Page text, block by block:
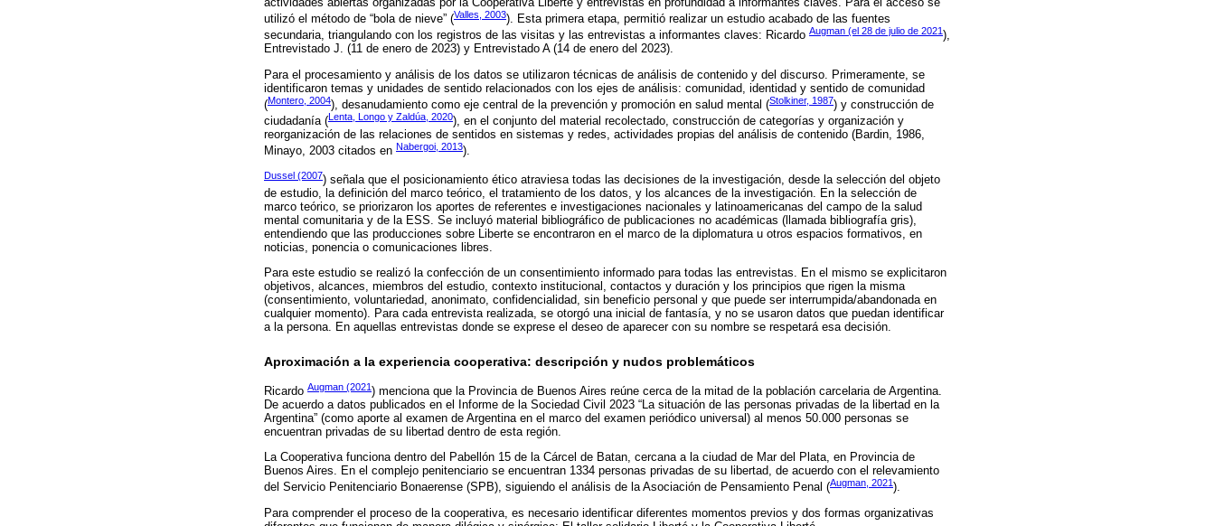
utilizó el método de “bola de nieve” (Valles, 2003). Esta primera etapa, permitió realizar un estudio acabado de las fuentes
secundaria, triangulando con los registros de las visitas y las entrevistas a informantes claves: Ricardo Augman (el 28 de julio de 2021),
Entrevistado J. (11 de enero de 2023) y Entrevistado A (14 de enero del 2023).
Para el procesamiento y análisis de los datos se utilizaron técnicas de análisis de contenido y del discurso. Primeramente, se
identificaron temas y unidades de sentido relacionados con los ejes de análisis: comunidad, identidad y sentido de comunidad
(Montero, 2004), desanudamiento como eje central de la prevención y promoción en salud mental (Stolkiner, 1987) y construcción de
ciudadanía (Lenta, Longo y Zaldúa, 2020), en el conjunto del material recolectado, construcción de categorías y organización y
reorganización de las relaciones de sentidos en sistemas y redes, actividades propias del análisis de contenido (Bardin, 1986,
Minayo, 2003 citados en Nabergoi, 2013).
Dussel (2007) señala que el posicionamiento ético atraviesa todas las decisiones de la investigación, desde la selección del objeto
de estudio, la definición del marco teórico, el tratamiento de los datos, y los alcances de la investigación. En la selección de
marco teórico, se priorizaron los aportes de referentes e investigaciones nacionales y latinoamericanas del campo de la salud
mental comunitaria y de la ESS. Se incluyó material bibliográfico de publicaciones no académicas (llamada bibliografía gris),
entendiendo que las producciones sobre Liberte se encontraron en el marco de la diplomatura u otros espacios formativos, en
noticias, ponencia o comunicaciones libres.
Para este estudio se realizó la confección de un consentimiento informado para todas las entrevistas. En el mismo se explicitaron
objetivos, alcances, miembros del estudio, contexto institucional, contactos y duración y los principios que rigen la misma
(consentimiento, voluntariedad, anonimato, confidencialidad, sin beneficio personal y que puede ser interrumpida/abandonada en
cualquier momento). Para cada entrevista realizada, se otorgó una inicial de fantasía, y no se usaron datos que puedan identificar
a la persona. En aquellas entrevistas donde se exprese el deseo de aparecer con su nombre se respetará esa decisión.
Aproximación a la experiencia cooperativa: descripción y nudos problemáticos
Ricardo Augman (2021) menciona que la Provincia de Buenos Aires reúne cerca de la mitad de la población carcelaria de Argentina.
De acuerdo a datos publicados en el Informe de la Sociedad Civil 2023 “La situación de las personas privadas de la libertad en la
Argentina” (como aporte al examen de Argentina en el marco del examen periódico universal) al menos 50.000 personas se
encuentran privadas de su libertad dentro de esta región.
La Cooperativa funciona dentro del Pabellón 15 de la Cárcel de Batan, cercana a la ciudad de Mar del Plata, en Provincia de
Buenos Aires. En el complejo penitenciario se encuentran 1334 personas privadas de su libertad, de acuerdo con el relevamiento
del Servicio Penitenciario Bonaerense (SPB), siguiendo el análisis de la Asociación de Pensamiento Penal (Augman, 2021 ).
Para comprender el proceso de la cooperativa, es necesario identificar diferentes momentos previos y dos formas organizativas